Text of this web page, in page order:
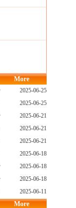
More
！ 2025-06-25
2025-06-25
盘 2025-06-21
2025-06-21
2025-06-21
2025-06-18
了 2025-06-18
名？ 2025-06-18
2025-06-11
More